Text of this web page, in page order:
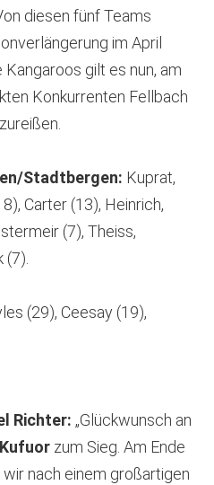
diesen fünf Teams
im April
gilt es nun, am
Konkurrenten Fellbach
Stadtbergen: Kuprat,
Carter (13), Heinrich,
(7), Theiss,
(29), Ceesay (19),
Richter: „Glückwunsch an
zum Sieg. Am Ende
nach einem großartigen